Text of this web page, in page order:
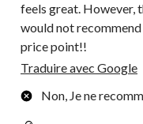
feels great. However,
would not
price point!!
Traduire avec Google
Non, Je ne